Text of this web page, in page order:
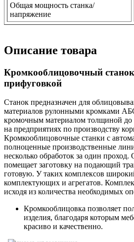
Общая мощность станка/
напряжение
Описание товара
Кромкооблицовочный
прифуговкой
Станок предназначен для
материалов рулонными кромками
кромочным материалом толщиной
на предприятиях по производству
Кромкооблицовочные станки с
полноценные производственные
несколько обработок за один проход.
помещает заготовку на подающий
готовую. У таких комплексов
комплектующих и агрегатов.
исходя из количества необходимых
Кромкооблицовка позволяет
изделия, благодаря которым
красиво и качественно.